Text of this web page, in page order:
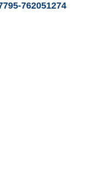
762051274